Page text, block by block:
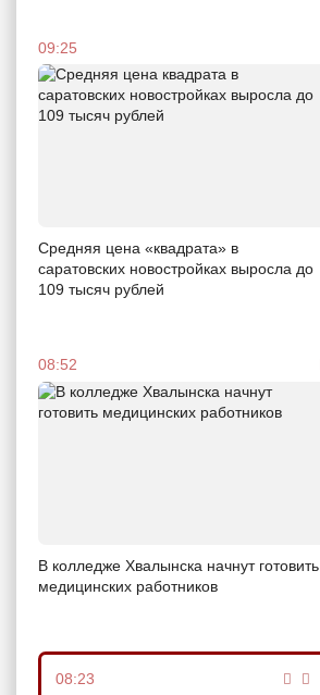
09:25
Средняя цена «квадрата» в
саратовских новостройках выросла до
109 тысяч рублей
08:52
В колледже Хвалынска начнут готовить
медицинских работников
08:23